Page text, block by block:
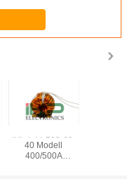
40 Modell
400/500A